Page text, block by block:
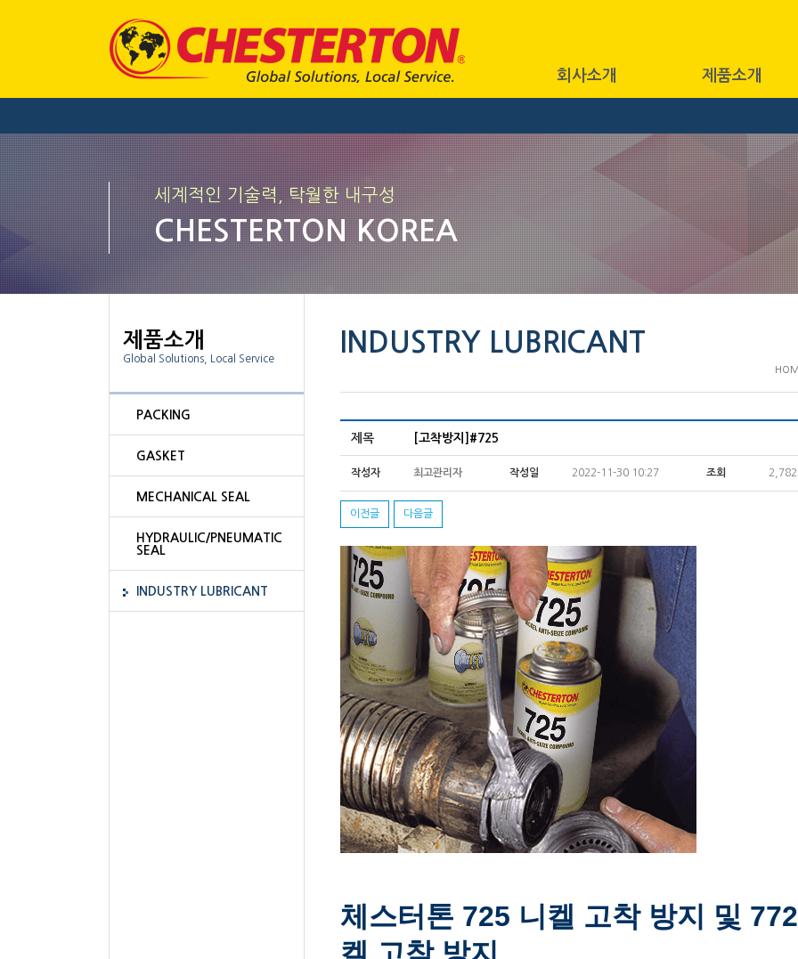
회사소개 제품소개
세계적인 기술력, 탁월한 내구성
CHESTERTON KOREA
제품소개
Global Solutions, Local Service
PACKING
GASKET
MECHANICAL SEAL
HYDRAULIC/PNEUMATIC
SEAL
INDUSTRY LUBRICANT
INDUSTRY LUBRICANT
제목 [고착방지]#725
작성자 최고관리자 작성일 2022-11-30 10:27 조회 2,782
이전글 다음글
체스터톤 725 니켈 고착 방지 및